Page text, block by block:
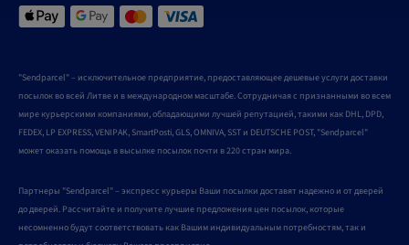
"Sendparcel" – исключительное предприятие, предоставляющее дешевые услуги доставки
посылок во всей Литве и в международном масштабе. Сотрудничая с признанными во всем
мире курьерскими компаниями, обладающими лучшей репутацией, такими как DHL, DPD,
FEDEX, LP EXPRESS, VENIPAK, SmartPosti, GLS, OMNIVA, SST и DEUTSCHE POST, "Sendparcel"
может оказать помощь в высылке посылок почти в 220 стран мира.
Партнеры "Sendparcel" – экспресс курьеры Ваши посылки доставят надежно и от дверей
до дверей. Рассчитайте и получите лучшие предложения цен посылок, которые
несомненно будут соответствовать как Вашим индивидуальным потребностям, так и